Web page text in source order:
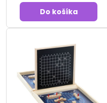
Do košíka